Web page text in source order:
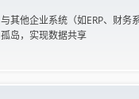
与其他企业系统（如ERP、财务
孤岛，实现数据共享